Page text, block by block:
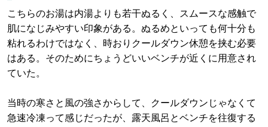
こちらのお湯は内湯よりも若干ぬるく、スムースな感触で
肌になじみやすい印象がある。ぬるめといっても何十分も
粘れるわけではなく、時おりクールダウン休憩を挟む必要
はある。そのためにちょうどいいベンチが近くに用意され
ていた。
当時の寒さと風の強さからして、クールダウンじゃなくて
急速冷凍って感じだったが、露天風呂とベンチを往復する